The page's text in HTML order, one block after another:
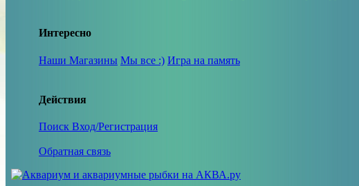
Интересно
Наши Магазины Мы все :) Игра на память
Действия
Поиск Вход/Регистрация
Обратная связь